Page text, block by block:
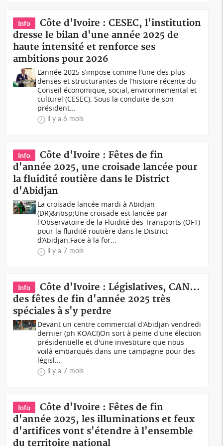
Info
Côte d'Ivoire : CESEC, l'institution
dresse le bilan d'une année 2025 de
haute intensité et renforce ses
ambitions pour 2026
L’année 2025 s’impose comme l’une des plus
denses et structurantes de l’histoire récente du
Conseil économique, social, environnemental et
culturel (CESEC). Sous la conduite de son
président...
il y a 6 mois
Info
Côte d'Ivoire : Fêtes de fin
d'année 2025, une croisade lancée pour
la fluidité routière dans le District
d'Abidjan
La croisade lancée mardi à Abidjan
(DR)&nbsp;Une croisade est lancée par
l'Observatoire de la Fluidité des Transports (OFT)
pour la fluidité routière dans le District
d’Abidjan.Face à la for...
il y a 7 mois
Info
Côte d'Ivoire : Législatives, CAN...
des fêtes de fin d'année 2025 très
spéciales à s'y perdre
Devant un centre commercial d'Abidjan vendredi
dernier (ph KOACI)On sort à peine d'une élection
présidentielle et d'une investiture que nous
voilà embarqués dans une campagne pour des
législ...
il y a 7 mois
Info
Côte d'Ivoire : Fêtes de fin
d'année 2025, les illuminations et feux
d'artifices vont s'étendre à l'ensemble
du territoire national